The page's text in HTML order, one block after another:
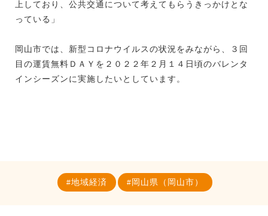
上しており、公共交通について考えてもらうきっかけとな
っている」
岡山市では、新型コロナウイルスの状況をみながら、３回
目の運賃無料ＤＡＹを２０２２年２月１４日頃のバレンタ
インシーズンに実施したいとしています。
地域経済 岡山県（岡山市）